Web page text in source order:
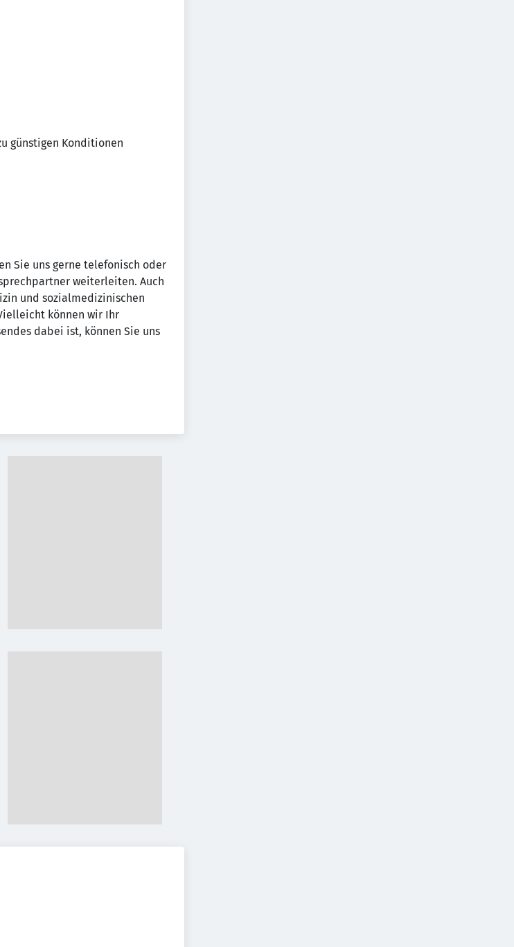
günstigen Konditionen
Sie uns gerne telefonisch oder
weiterleiten. Auch
und sozialmedizinischen
können wir Ihr
dabei ist, können Sie uns